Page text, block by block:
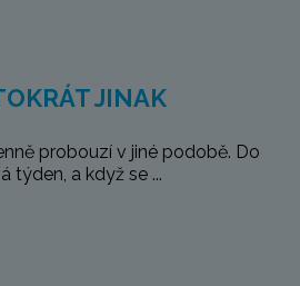
JINAK
probouzí v jiné podobě. Do
týden, a když se ...